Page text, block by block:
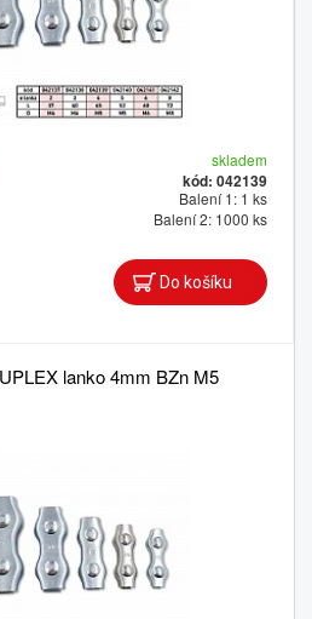
skladem
kód: 042139
Balení 1: 1 ks
Balení 2: 1000 ks
lanko 4mm BZn M5